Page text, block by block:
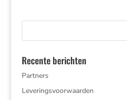
Recente berichten
Partners
Leveringsvoorwaarden